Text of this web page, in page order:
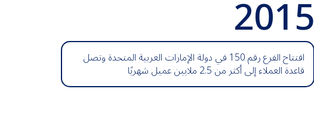
2015
افتتاح الفرع رقم 150 في دولة الإمارات العربية المتحدة وتصل
قاعدة العملاء إلى أكثر من 2.5 ملايين عميل شهريًا